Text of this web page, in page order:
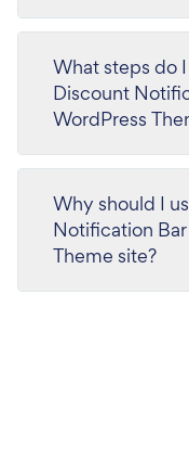
What steps do
Discount
WordPress
Why should I
Notification
Theme site?